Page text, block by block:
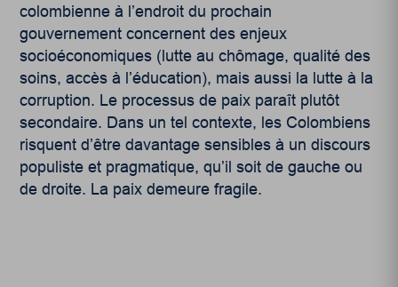
colombienne à l’endroit du prochain
gouvernement concernent des enjeux
socioéconomiques (lutte au chômage, qualité des
soins, accès à l’éducation), mais aussi la lutte à la
corruption. Le processus de paix paraît plutôt
secondaire. Dans un tel contexte, les Colombiens
risquent d’être davantage sensibles à un discours
populiste et pragmatique, qu’il soit de gauche ou
de droite. La paix demeure fragile.